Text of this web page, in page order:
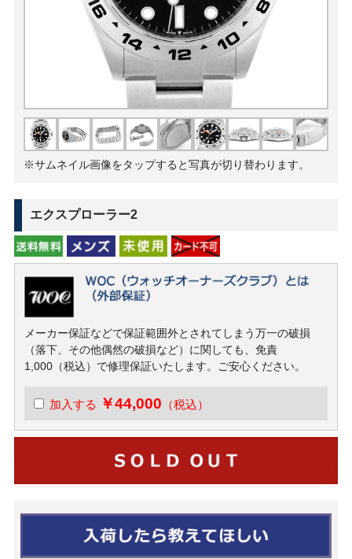
※サムネイル画像をタップすると写真が切り替わります。
エクスプローラー2
メーカー保証などで保証範囲外とされてしまう万一の破損
（落下、その他偶然の破損など）に関しても、免責
1,000（税込）で修理保証いたします。ご安心ください。
加入する ￥44,000 （税込）